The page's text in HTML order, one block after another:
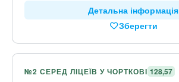
Детальна інформація
Зберегти
№2 СЕРЕД ЛІЦЕЇВ У ЧОРТКОВІ 128,57